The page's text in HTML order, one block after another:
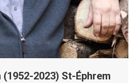
2023) St-Éphrem